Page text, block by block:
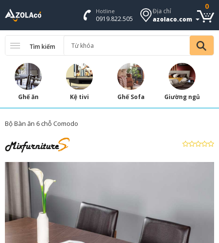
Hotline
0919.822.505
Địa chỉ
azolaco.com
0
Tìm kiếm
Ghế ăn Kệ tivi Ghế Sofa Giường ngủ
Bộ Bàn ăn 6 chỗ Comodo